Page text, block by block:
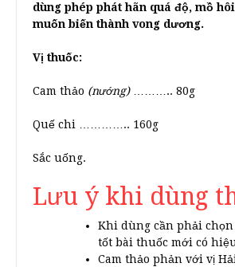
dùng phép phát hãn quá độ, mồ
muốn biến thành vong dương.
Vị thuốc:
Cam thảo (nướng)……….. 80g
Quế chi ………….. 160g
Sắc uống.
Lưu ý khi dùng
Khi dùng cần phải
tốt bài thuốc mới có
Cam thảo phản với vị